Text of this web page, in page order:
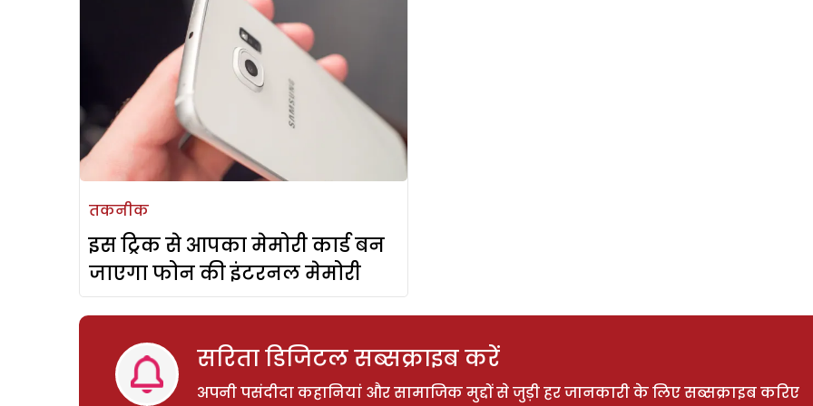
तकनीक
इस ट्रिक से आपका मेमोरी कार्ड बन
जाएगा फोन की इंटरनल मेमोरी
सरिता डिजिटल सब्सक्राइब करें
अपनी पसंदीदा कहानियां और सामाजिक मुद्दों से जुड़ी हर जानकारी के लिए सब्सक्राइब करिए